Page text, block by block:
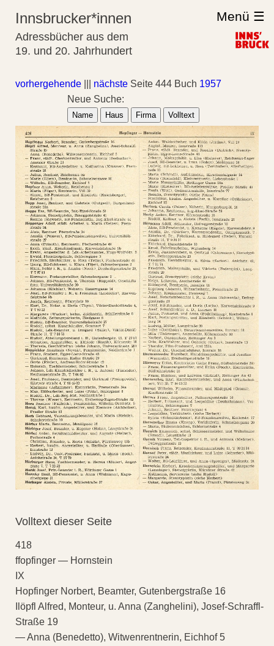
Innsbrucker*innen
Adressbücher aus dem
19. und 20. Jahrhundert
Menü ☰
vorhergehende nächste Seite 444 Buch 1957
Neue Suche:
Name Haus Firma Volltext
Volltext dieser Seite
418
ffopfinger — Hornstein
IX
Hopfinger Norbert, Beamter, Gutenbergstraße 16
Ilöpfl Alfred, Monteur, u. Anna (Zanghelini), Josef-Schraffl-
Straße 19
— Anna (Benedetto), Witwenrentnerin, Eichhof 5